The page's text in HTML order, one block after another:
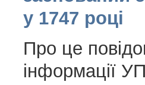
у 1747 році
Про це
інформації